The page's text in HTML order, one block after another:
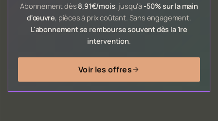
Abonnement dès 8,91€/mois, jusqu'à -50% sur la main
d'œuvre, pièces à prix coûtant. Sans engagement.
L'abonnement se rembourse souvent dès la 1re
intervention.
Voir les offres